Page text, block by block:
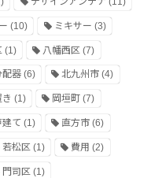
(10) ミキサー (3)
(1) 八幡西区 (7)
配器(6) 北九州市 (4)
(1) 岡垣町 (7)
て (1) 直方市 (6)
若松区 (1) 費用 (2)
門司区 (1)